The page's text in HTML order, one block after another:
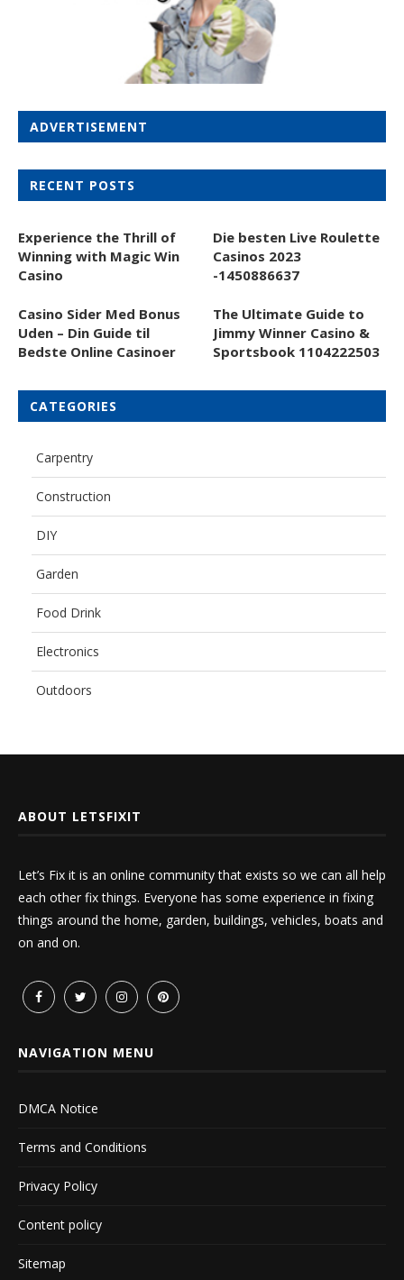
ADVERTISEMENT
RECENT POSTS
Experience the Thrill of
Winning with Magic Win
Casino
Die besten Live Roulette
Casinos 2023
-1450886637
Casino Sider Med Bonus
Uden – Din Guide til
Bedste Online Casinoer
The Ultimate Guide to
Jimmy Winner Casino &
Sportsbook 1104222503
CATEGORIES
Carpentry
Construction
DIY
Garden
Food Drink
Electronics
Outdoors
ABOUT LETSFIXIT
Let’s Fix it is an online community that exists so we can all help
each other fix things. Everyone has some experience in fixing
things around the home, garden, buildings, vehicles, boats and
on and on.
NAVIGATION MENU
DMCA Notice
Terms and Conditions
Privacy Policy
Content policy
Sitemap